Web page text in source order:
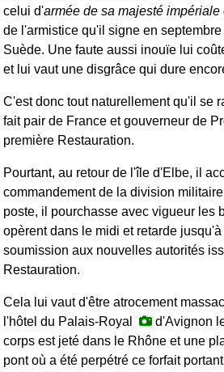
celui d'armée de sa majesté impériale
de l'armistice qu'il signe en septembre
Suède. Une faute aussi inouïe lui
et lui vaut une disgrâce qui dure
C'est donc tout naturellement qu'il se
fait pair de France et gouverneur de
première Restauration.
Pourtant, au retour de l'île d'Elbe, il
commandement de la division
poste, il pourchasse avec vigueur les
opèrent dans le midi et retarde
soumission aux nouvelles autorités
Restauration.
Cela lui vaut d'être atrocement
l'hôtel du Palais-Royal
d'Avignon
corps est jeté dans le Rhône et une
pont où a été perpétré ce forfait